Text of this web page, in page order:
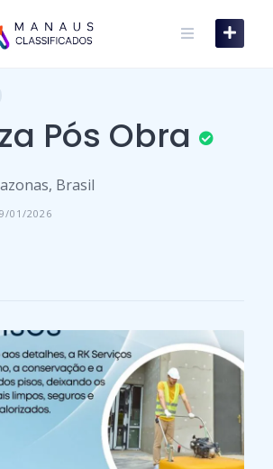
Pós Obra
Brasil
01/2026